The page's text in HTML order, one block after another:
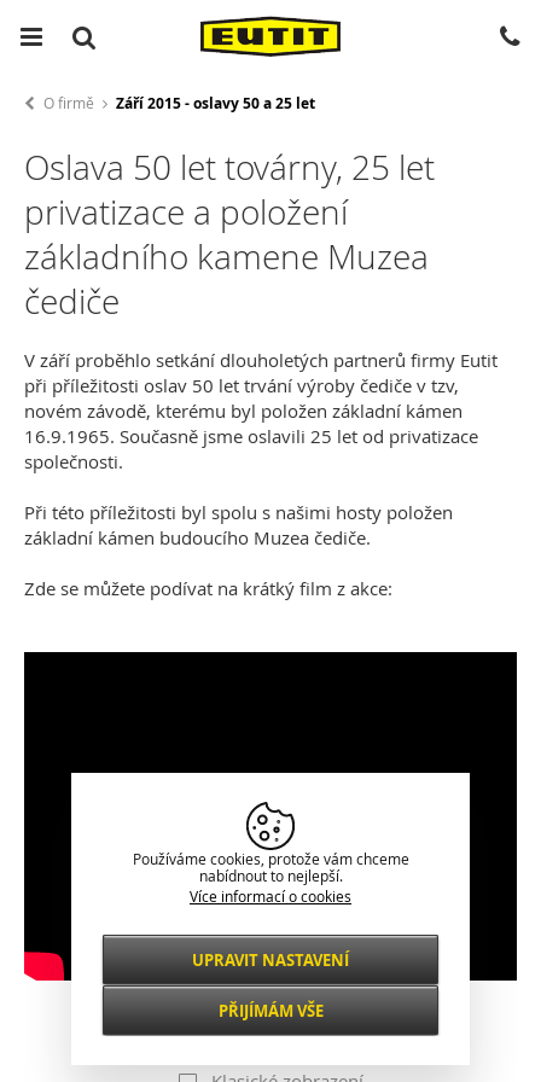
O firmě Září 2015 - oslavy 50 a 25 let
Oslava 50 let továrny, 25 let
privatizace a položení
základního kamene Muzea
čediče
V září proběhlo setkání dlouholetých partnerů firmy Eutit
při příležitosti oslav 50 let trvání výroby čediče v tzv,
novém závodě, kterému byl položen základní kámen
16.9.1965. Současně jsme oslavili 25 let od privatizace
společnosti.
Při této příležitosti byl spolu s našimi hosty položen
základní kámen budoucího Muzea čediče.
Zde se můžete podívat na krátký film z akce:
Používáme cookies, protože vám chceme
nabídnout to nejlepší.
Více informací o cookies
Nezbytné
VŽDY AKTIVNÍ
základní statistiky o návštěvnících.
Funkční a
UPRAVIT NASTAVENÍ
PŘIJÍMÁM VŠE